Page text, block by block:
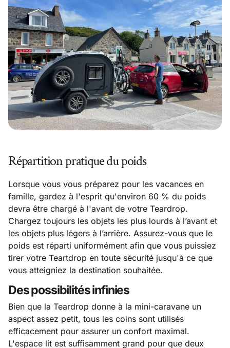
Répartition pratique du poids
Lorsque vous vous préparez pour les vacances en
famille, gardez à l'esprit qu'environ 60 % du poids
devra être chargé à l'avant de votre Teardrop.
Chargez toujours les objets les plus lourds à l’avant et
les objets plus légers à l’arrière. Assurez-vous que le
poids est réparti uniformément afin que vous puissiez
tirer votre Teartdrop en toute sécurité jusqu'à ce que
vous atteigniez la destination souhaitée.
Des possibilités infinies
Bien que la Teardrop donne à la mini-caravane un
aspect assez petit, tous les coins sont utilisés
efficacement pour assurer un confort maximal.
L'espace lit est suffisamment grand pour que deux